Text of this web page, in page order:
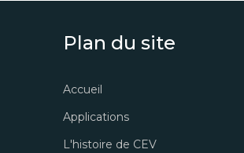
Plan du site
Accueil
Applications
L'histoire de CEV